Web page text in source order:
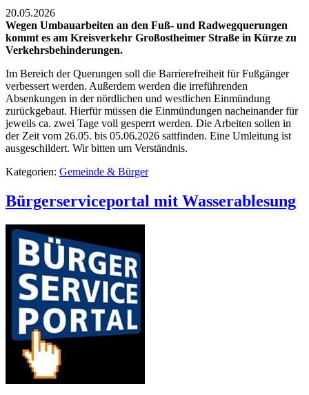
20.05.2026
Wegen Umbauarbeiten an den Fuß- und Radwegquerungen
kommt es am Kreisverkehr Großostheimer Straße in Kürze zu
Verkehrsbehinderungen.
Im Bereich der Querungen soll die Barrierefreiheit für Fußgänger
verbessert werden. Außerdem werden die irreführenden
Absenkungen in der nördlichen und westlichen Einmündung
zurückgebaut. Hierfür müssen die Einmündungen nacheinander für
jeweils ca. zwei Tage voll gesperrt werden. Die Arbeiten sollen in
der Zeit vom 26.05. bis 05.06.2026 sattfinden. Eine Umleitung ist
ausgeschildert. Wir bitten um Verständnis.
Kategorien: Gemeinde & Bürger
Bürgerserviceportal mit Wasserablesung